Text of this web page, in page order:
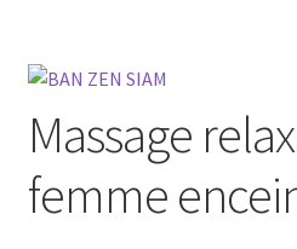
Massage
femme